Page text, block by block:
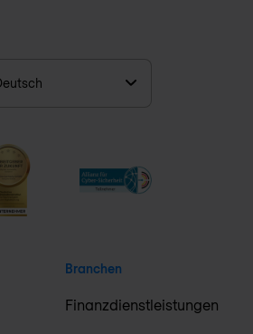
Branchen
Finanzdienstleistungen